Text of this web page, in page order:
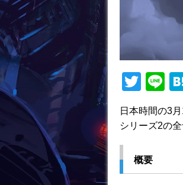
T
w
itt
Li
e
日本時間の3
シリーズ2の
概要